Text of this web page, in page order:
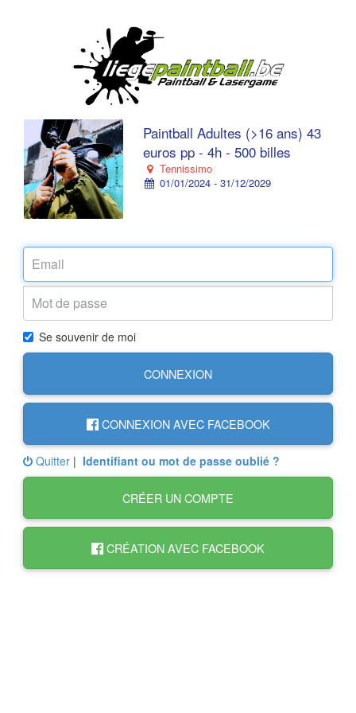
Paintball Adultes (>16 ans) 43
euros pp - 4h - 500 billes
Tennissimo
01/01/2024 - 31/12/2029
Se souvenir de moi
CONNEXION
CONNEXION AVEC FACEBOOK
Quitter | Identifiant ou mot de passe oublié ?
CRÉER UN COMPTE
CRÉATION AVEC FACEBOOK